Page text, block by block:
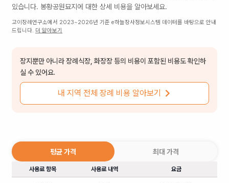
있습니다. 봉황공원묘지 에 대한 상세 비용을 알아보세요.
고이장례연구소에서 2023~2026년 기준 e하늘장사정보시스템 데이터를 바탕으로 안내
드립니다. 더 알아보기
장지뿐만 아니라 장례식장, 화장장 등의 비용이 포함된 비용도 확인하
실 수 있어요.
내 지역 전체 장례 비용 알아보기
평균 가격 최대 가격
사용료 항목 사용료 내역 요금